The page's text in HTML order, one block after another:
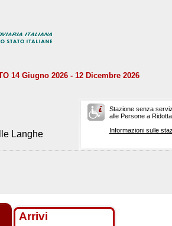
14 Giugno 2026 - 12 Dicembre 2026
Langhe
Stazione senza
alle Persone a
Informazioni sulle
Arrivi